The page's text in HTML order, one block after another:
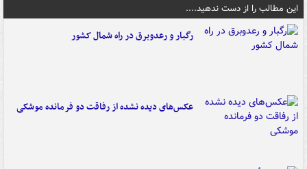
این مطالب را از دست ندهید....
رگبار و رعدوبرق در راه شمال کشور
عکس‌های دیده نشده از رفاقت دو فرمانده‌ موشکی